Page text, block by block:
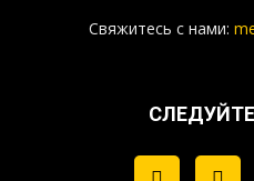
Свяжитесь с нами: